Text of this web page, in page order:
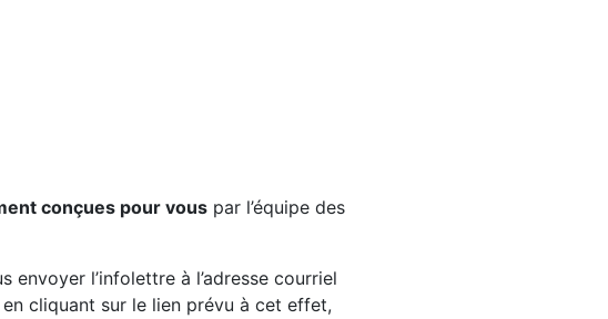
conçues pour vous par l’équipe des
l’infolettre à l’adresse courriel
cliquant sur le lien prévu à cet effet,